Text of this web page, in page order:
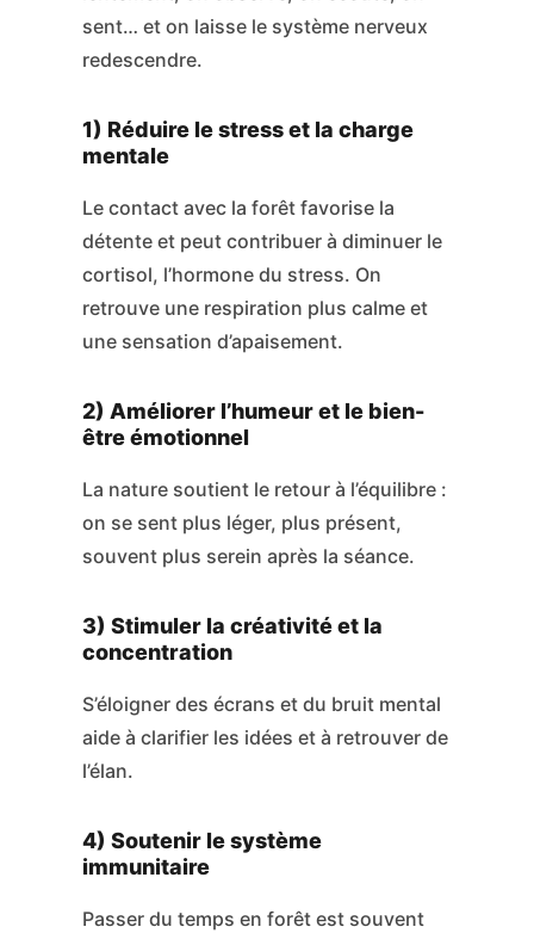
sent… et on laisse le système nerveux
redescendre.
1) Réduire le stress et la charge
mentale
Le contact avec la forêt favorise la
détente et peut contribuer à diminuer le
cortisol, l’hormone du stress. On
retrouve une respiration plus calme et
une sensation d’apaisement.
2) Améliorer l’humeur et le bien-
être émotionnel
La nature soutient le retour à l’équilibre :
on se sent plus léger, plus présent,
souvent plus serein après la séance.
3) Stimuler la créativité et la
concentration
S’éloigner des écrans et du bruit mental
aide à clarifier les idées et à retrouver de
l’élan.
4) Soutenir le système
immunitaire
Passer du temps en forêt est souvent